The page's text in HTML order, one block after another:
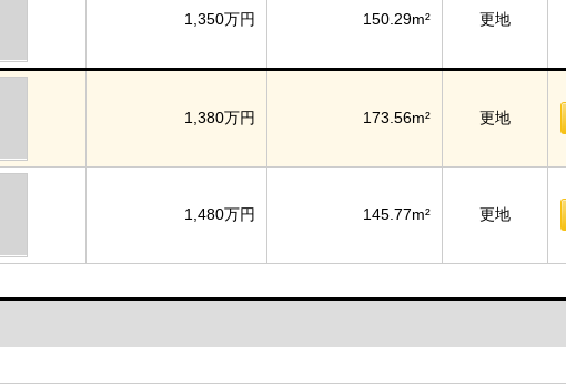
1,350万円 150.29m² 更地
1,380万円 173.56m² 更地
1,480万円 145.77m² 更地